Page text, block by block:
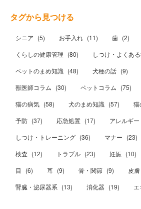
タグから見つける
シニア (5) お手入れ (11) 歯 (2)
くらしの健康管理 (80) しつけ・よくあ
ペットのまめ知識 (48) 犬種の話 (9)
獣医師コラム (30) ペットコラム (75)
猫の病気 (58) 犬のまめ知識 (57) 猫
予防 (37) 応急処置 (17) アレルギー
しつけ・トレーニング (36) マナー (23)
検査 (12) トラブル (23) 妊娠 (10)
目
(6) 耳 (9) 骨・関節 (9) 皮膚
腎臓・泌尿器系 (13) 消化器 (19)